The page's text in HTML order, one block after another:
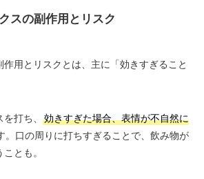
スの副作用とリスク
用とリスクとは、主に「効きすぎること
打ち、
効きすぎた場合、表情が不自然に
。口の周りに打ちすぎることで、飲み物が
とも。